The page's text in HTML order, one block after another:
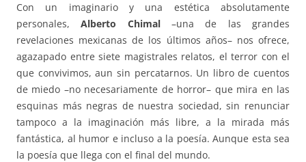
Con un imaginario y una estética absolutamente
personales,Alberto Chimal–una de las grandes
revelaciones mexicanas de los últimos años– nos ofrece,
agazapado entre siete magistrales relatos, el terror con el
que convivimos, aun sin percatarnos. Un libro de cuentos
de miedo –no necesariamente de horror– que mira en las
esquinas más negras de nuestra sociedad, sin renunciar
tampoco a la imaginación más libre, a la mirada más
fantástica, al humor e incluso a la poesía. Aunque esta sea
la poesía que llega con el final del mundo.